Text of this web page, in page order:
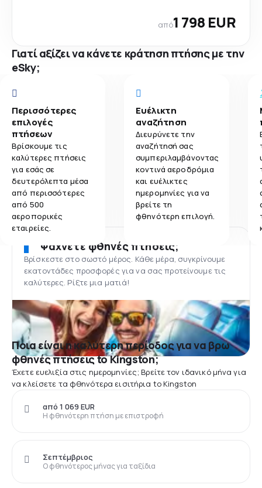
από1 798 EUR
Γιατί αξίζει να κάνετε κράτηση πτήσης με την
eSky;
Περισσότερες
επιλογές
πτήσεων
Βρίσκουμε τις
καλύτερες πτήσεις
για εσάς σε
δευτερόλεπτα μέσα
από περισσότερες
από 500
αεροπορικές
εταιρείες.
Ευέλικτη
αναζήτηση
Διευρύνετε την
αναζήτησή σας
συμπεριλαμβάνοντας
κοντινά αεροδρόμια
και ευέλικτες
ημερομηνίες για να
βρείτε τη
φθηνότερη επιλογή.
Ψάχνετε φθηνές πτήσεις;
Βρίσκεστε στο σωστό μέρος. Κάθε μέρα, συγκρίνουμε
εκατοντάδες προσφορές για να σας προτείνουμε τις
καλύτερες. Ρίξτε μια ματιά!
Ποια είναι η καλύτερη περίοδος για να βρω
φθηνές πτήσεις to Kingston;
Έχετε ευελιξία στις ημερομηνίες; Βρείτε τον ιδανικό μήνα για
να κλείσετε τα φθηνότερα εισιτήρια to Kingston
Η φθηνότερη πτήση με επιστροφή
από 1 069 EUR
Ο φθηνότερος μήνας για ταξίδια
Σεπτέμβριος